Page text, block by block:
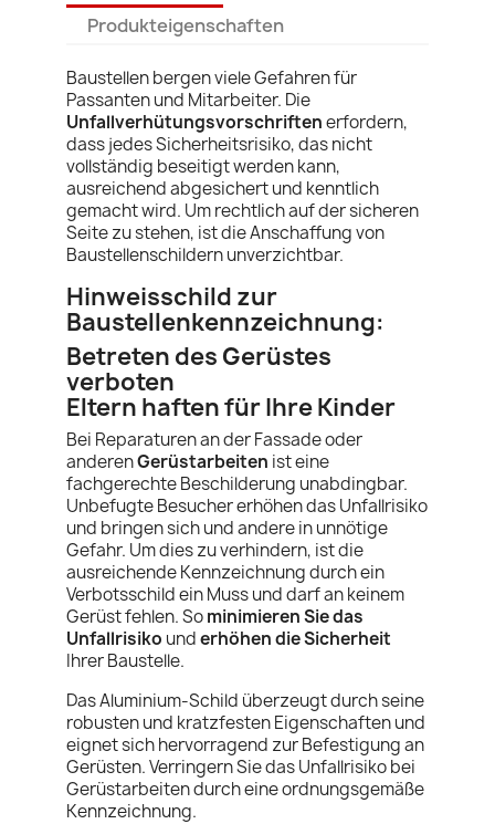
Produkteigenschaften
Baustellen bergen viele Gefahren für
Passanten und Mitarbeiter. Die
Unfallverhütungsvorschriftenerfordern,
dass jedes Sicherheitsrisiko, das nicht
vollständig beseitigt werden kann,
ausreichend abgesichert und kenntlich
gemacht wird. Um rechtlich auf der sicheren
Seite zu stehen, ist die Anschaffung von
Baustellenschildern unverzichtbar.
Hinweisschild zur
Baustellenkennzeichnung:
Betreten des Gerüstes
verboten
Eltern haften für Ihre Kinder
Bei Reparaturen an der Fassade oder
anderenGerüstarbeiten ist eine
fachgerechte Beschilderung unabdingbar.
Unbefugte Besucher erhöhen das Unfallrisiko
und bringen sich und andere in unnötige
Gefahr. Um dies zu verhindern, ist die
ausreichende Kennzeichnung durch ein
Verbotsschild ein Muss und darf an keinem
Gerüst fehlen. Sominimieren Sie das
Unfallrisiko underhöhen die Sicherheit
Ihrer Baustelle.
Das Aluminium-Schild überzeugt durch seine
robusten und kratzfesten Eigenschaften und
eignet sich hervorragend zur Befestigung an
Gerüsten. Verringern Sie das Unfallrisiko bei
Gerüstarbeiten durch eine ordnungsgemäße
Kennzeichnung.